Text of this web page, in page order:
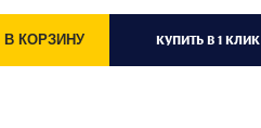
В КОРЗИНУ КУПИТЬ В 1 КЛИК